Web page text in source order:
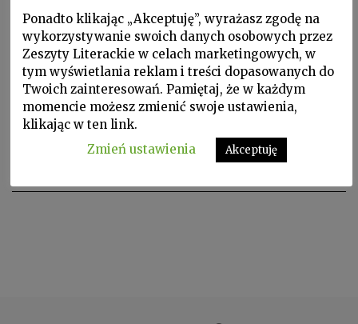
Noty o autorach
TED HUGHES
Ponadto klikając „Akceptuję”, wyrażasz zgodę na
wykorzystywanie swoich danych osobowych przez
Zeszyty Literackie w celach marketingowych, w
tym wyświetlania reklam i treści dopasowanych do
Twoich zainteresowań. Pamiętaj, że w każdym
momencie możesz zmienić swoje ustawienia,
klikając w ten link.
Zmień ustawienia
Akceptuję